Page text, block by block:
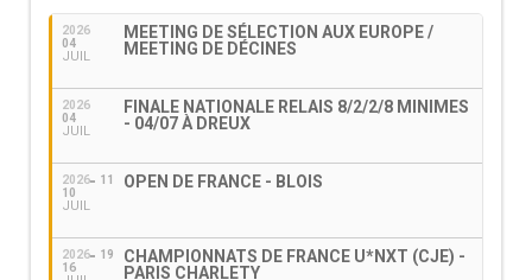
2026
04
JUIL
MEETING DE SÉLECTION AUX EUROPE /
MEETING DE DÉCINES
2026
04
JUIL
FINALE NATIONALE RELAIS 8/2/2/8 MINIMES
- 04/07 À DREUX
2026
10
JUIL
11 OPEN DE FRANCE - BLOIS
2026
16
19
CHAMPIONNATS DE FRANCE U*NXT (CJE) -
PARIS CHARLETY